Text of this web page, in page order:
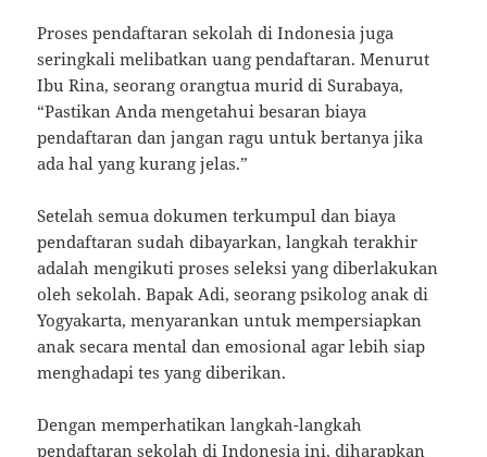
Proses pendaftaran sekolah di Indonesia juga
seringkali melibatkan uang pendaftaran. Menurut
Ibu Rina, seorang orangtua murid di Surabaya,
“Pastikan Anda mengetahui besaran biaya
pendaftaran dan jangan ragu untuk bertanya jika
ada hal yang kurang jelas.”
Setelah semua dokumen terkumpul dan biaya
pendaftaran sudah dibayarkan, langkah terakhir
adalah mengikuti proses seleksi yang diberlakukan
oleh sekolah. Bapak Adi, seorang psikolog anak di
Yogyakarta, menyarankan untuk mempersiapkan
anak secara mental dan emosional agar lebih siap
menghadapi tes yang diberikan.
Dengan memperhatikan langkah-langkah
pendaftaran sekolah di Indonesia ini, diharapkan